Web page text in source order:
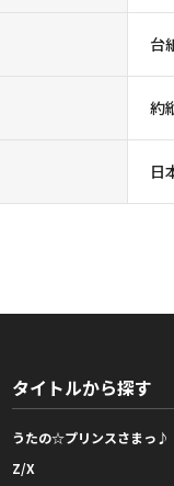
台
約
日
タイトルから探す
うたの☆プリンスさまっ♪
Z/X